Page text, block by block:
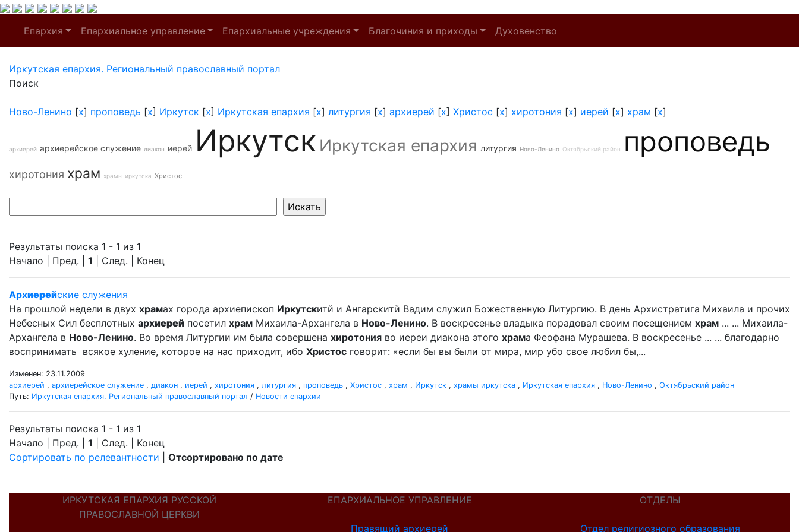
Епархия Епархиальное управление Епархиальные учреждения Благочиния и приходы Духовенство
Иркутская епархия. Региональный православный портал
Поиск
Ново-Ленино [x] проповедь [x] Иркутск [x] Иркутская епархия [x] литургия [x] архиерей [x] Христос [x] хиротония [x] иерей [x] храм [x]
архиерей архиерейское служение диакон иерей Иркутск Иркутская епархия литургия Ново-Ленино Октябрьский район проповедь
хиротония храм храмы иркутска Христос
Результаты поиска 1 - 1 из 1
Начало | Пред. | 1 | След. | Конец
Архиерейские служения
На прошлой недели в двух храмах города архиепископ Иркутскитй и Ангарскитй Вадим служил Божественную Литургию. В день Архистратига Михаила и прочих
Небесных Сил бесплотных архиерей посетил храм Михаила-Архангела в Ново-Ленино. В воскресенье владыка порадовал своим посещением храм ... ... Михаила-
Архангела в Ново-Ленино. Во время Литургии им была совершена хиротония во иереи диакона этого храма Феофана Мурашева. В воскресенье ... ... благодарно
воспринимать всякое хуление, которое на нас приходит, ибо Христос говорит: «если бы вы были от мира, мир убо свое любил бы,...
Изменен: 23.11.2009
архиерей , архиерейское служение , диакон , иерей , хиротония , литургия , проповедь , Христос , храм , Иркутск , храмы иркутска , Иркутская епархия , Ново-Ленино , Октябрьский район
Путь: Иркутская епархия. Региональный православный портал / Новости епархии
Результаты поиска 1 - 1 из 1
Начало | Пред. | 1 | След. | Конец
Сортировать по релевантности
Отсортировано по дате
ИРКУТСКАЯ ЕПАРХИЯ РУССКОЙ
ПРАВОСЛАВНОЙ ЦЕРКВИ
ЕПАРХИАЛЬНОЕ УПРАВЛЕНИЕ
Правящий архиерей
ОТДЕЛЫ
Отдел религиозного образования